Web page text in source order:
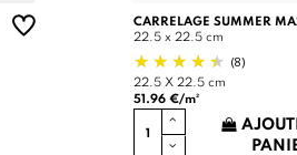
CARRELAGE SUMMER
22.5 x 22.5 cm
(8)
22.5 X 22.5 cm
51.96 €/m²